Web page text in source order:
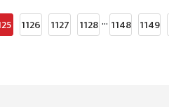
1126 1127 1128 ... 1148 1149